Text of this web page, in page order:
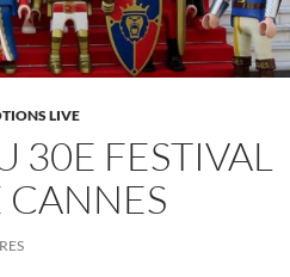
LIVE
30E FESTIVAL
CANNES